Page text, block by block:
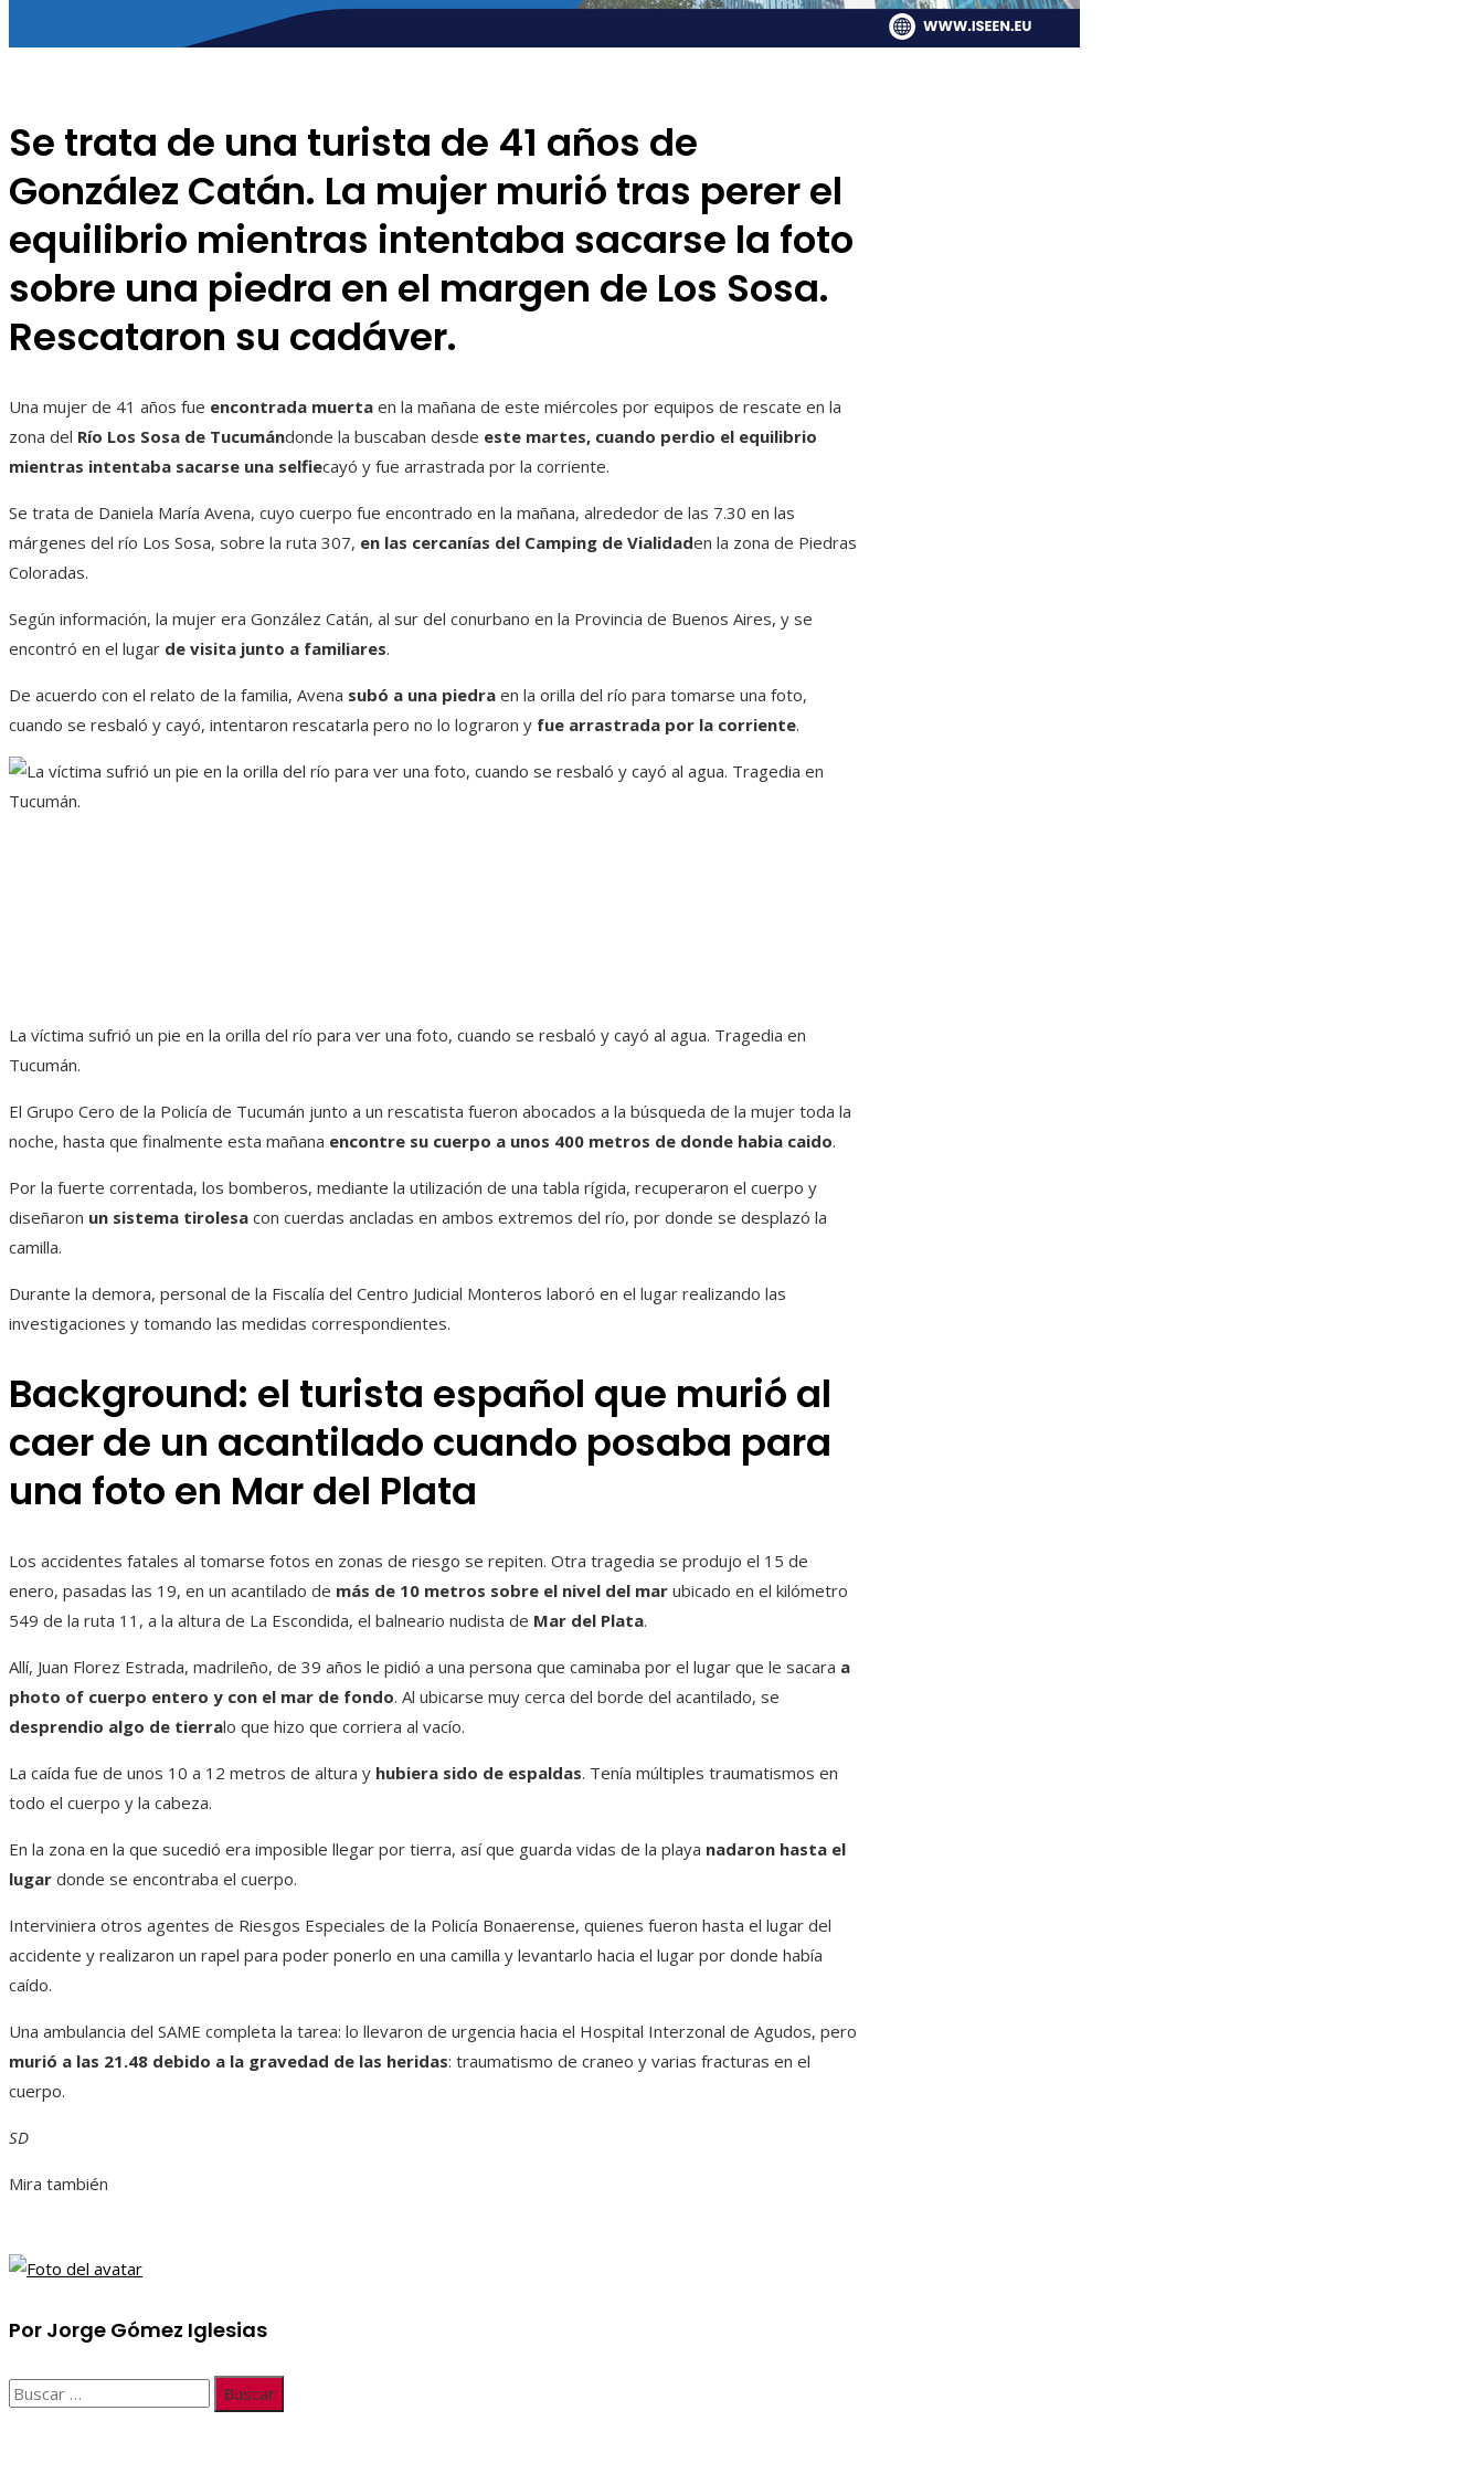
Se trata de una turista de 41 años de
González Catán. La mujer murió tras perer el
equilibrio mientras intentaba sacarse la foto
sobre una piedra en el margen de Los Sosa.
Rescataron su cadáver.
Una mujer de 41 años fue encontrada muerta en la mañana de este miércoles por equipos de rescate en la
zona del Río Los Sosa de Tucumándonde la buscaban desde este martes, cuando perdio el equilibrio
mientras intentaba sacarse una selfiecayó y fue arrastrada por la corriente.
Se trata de Daniela María Avena, cuyo cuerpo fue encontrado en la mañana, alrededor de las 7.30 en las
márgenes del río Los Sosa, sobre la ruta 307, en las cercanías del Camping de Vialidaden la zona de Piedras
Coloradas.
Según información, la mujer era González Catán, al sur del conurbano en la Provincia de Buenos Aires, y se
encontró en el lugar de visita junto a familiares.
De acuerdo con el relato de la familia, Avena subó a una piedra en la orilla del río para tomarse una foto,
cuando se resbaló y cayó, intentaron rescatarla pero no lo lograron y fue arrastrada por la corriente.
La víctima sufrió un pie en la orilla del río para ver una foto, cuando se resbaló y cayó al agua. Tragedia en
Tucumán.
El Grupo Cero de la Policía de Tucumán junto a un rescatista fueron abocados a la búsqueda de la mujer toda la
noche, hasta que finalmente esta mañana encontre su cuerpo a unos 400 metros de donde habia caido.
Por la fuerte correntada, los bomberos, mediante la utilización de una tabla rígida, recuperaron el cuerpo y
diseñaron un sistema tirolesa con cuerdas ancladas en ambos extremos del río, por donde se desplazó la
camilla.
Durante la demora, personal de la Fiscalía del Centro Judicial Monteros laboró ​​en el lugar realizando las
investigaciones y tomando las medidas correspondientes.
Background: el turista español que murió al
caer de un acantilado cuando posaba para
una foto en Mar del Plata
Los accidentes fatales al tomarse fotos en zonas de riesgo se repiten. Otra tragedia se produjo el 15 de
enero, pasadas las 19, en un acantilado de más de 10 metros sobre el nivel del mar ubicado en el kilómetro
549 de la ruta 11, a la altura de La Escondida, el balneario nudista de Mar del Plata.
Allí, Juan Florez Estrada, madrileño, de 39 años le pidió a una persona que caminaba por el lugar que le sacara a
photo of cuerpo entero y con el mar de fondo. Al ubicarse muy cerca del borde del acantilado, se
desprendio algo de tierralo que hizo que corriera al vacío.
La caída fue de unos 10 a 12 metros de altura y hubiera sido de espaldas. Tenía múltiples traumatismos en
todo el cuerpo y la cabeza.
En la zona en la que sucedió era imposible llegar por tierra, así que guarda vidas de la playa nadaron hasta el
lugar donde se encontraba el cuerpo.
Interviniera otros agentes de Riesgos Especiales de la Policía Bonaerense, quienes fueron hasta el lugar del
accidente y realizaron un rapel para poder ponerlo en una camilla y levantarlo hacia el lugar por donde había
caído.
Una ambulancia del SAME completa la tarea: lo llevaron de urgencia hacia el Hospital Interzonal de Agudos, pero
murió a las 21.48 debido a la gravedad de las heridas: traumatismo de craneo y varias fracturas en el
cuerpo.
SD
Mira también
Por Jorge Gómez Iglesias
Buscar: